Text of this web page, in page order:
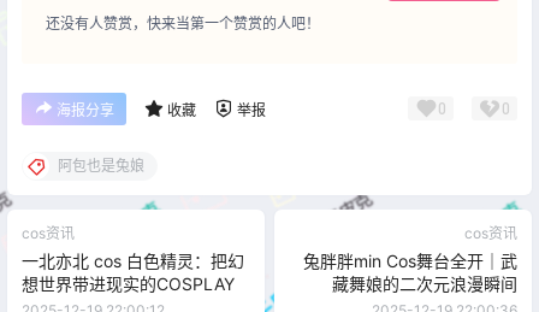
还没有人赞赏，快来当第一个赞赏的人吧！
海报分享 收藏 举报 0 0
阿包也是兔娘
cos资讯
一北亦北 cos 白色精灵：把幻
想世界带进现实的COSPLAY
cos资讯
兔胖胖min Cos舞台全开｜武
藏舞娘的二次元浪漫瞬间